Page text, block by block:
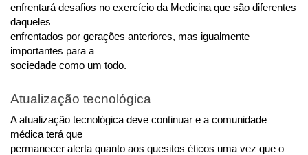
enfrentará desafios no exercício da Medicina que são diferentes
daqueles
enfrentados por gerações anteriores, mas igualmente
importantes para a
sociedade como um todo.
Atualização tecnológica
A atualização tecnológica deve continuar e a comunidade
médica terá que
permanecer alerta quanto aos quesitos éticos uma vez que o